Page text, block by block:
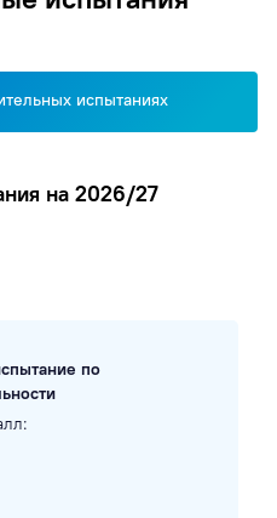
испытаниях
на 2026/27
по